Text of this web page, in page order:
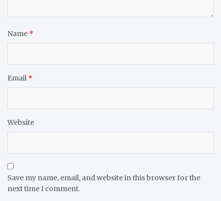
Name *
Email *
Website
Save my name, email, and website in this browser for the
next time I comment.